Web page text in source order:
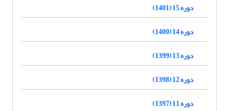
دوره 15 (1401)
دوره 14 (1400)
دوره 13 (1399)
دوره 12 (1398)
دوره 11 (1397)